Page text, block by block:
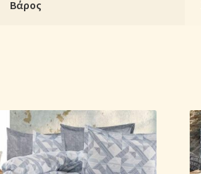
Βάρος